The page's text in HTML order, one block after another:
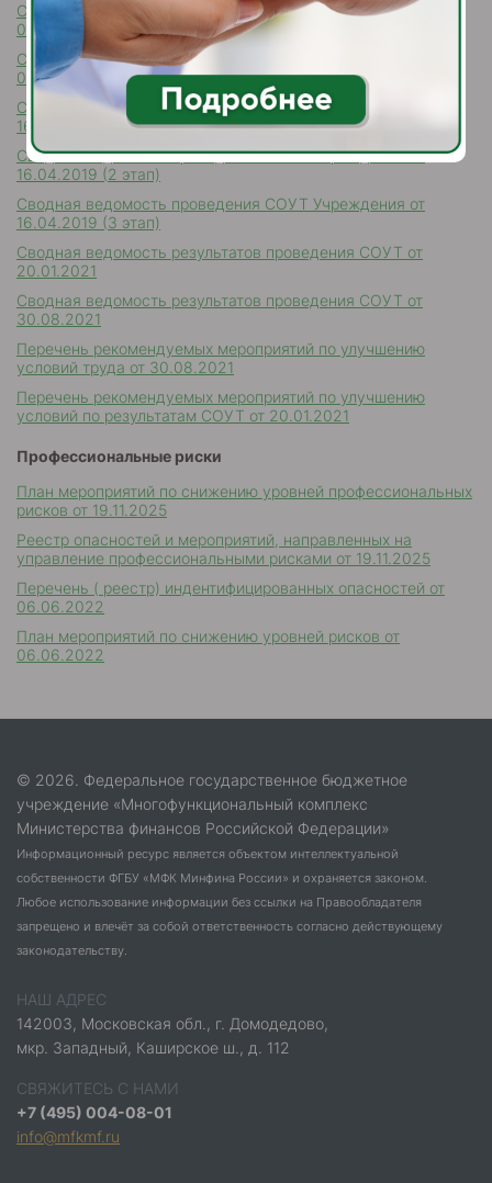
Сводная ведомость проведения СОУТ Учреждения от
03.10.2016
Сводная ведомость проведения СОУТ Учреждения от
01.08.2018
Сводная ведомость проведения СОУТ Учреждения от
16.04.2019 (1 этап)
Сводная ведомость проведения СОУТ Учреждения от
16.04.2019 (2 этап)
Сводная ведомость проведения СОУТ Учреждения от
16.04.2019 (3 этап)
Сводная ведомость результатов проведения СОУТ от
20.01.2021
Сводная ведомость результатов проведения СОУТ от
30.08.2021
Перечень рекомендуемых мероприятий по улучшению
условий труда от 30.08.2021
Перечень рекомендуемых мероприятий по улучшению
условий по результатам СОУТ от 20.01.2021
Профессиональные риски
План мероприятий по снижению уровней профессиональных
рисков от 19.11.2025
Реестр опасностей и мероприятий, направленных на
управление профессиональными рисками от 19.11.2025
Перечень ( реестр) индентифицированных опасностей от
06.06.2022
План мероприятий по снижению уровней рисков от
06.06.2022
© 2026. Федеральное государственное бюджетное
учреждение «Многофункциональный комплекс
Министерства финансов Российской Федерации»
Информационный ресурс является объектом интеллектуальной
собственности ФГБУ «МФК Минфина России» и охраняется законом.
Любое использование информации без ссылки на Правообладателя
запрещено и влечёт за собой ответственность согласно действующему
законодательству.
НАШ АДРЕС
142003, Московская обл., г. Домодедово,
мкр. Западный, Каширское ш., д. 112
СВЯЖИТЕСЬ С НАМИ
+7 (495) 004-08-01
info@mfkmf.ru